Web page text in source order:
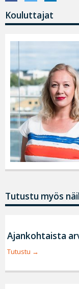
Kouluttajat
Tutustu myös
Ajankohtaista
Tutustu